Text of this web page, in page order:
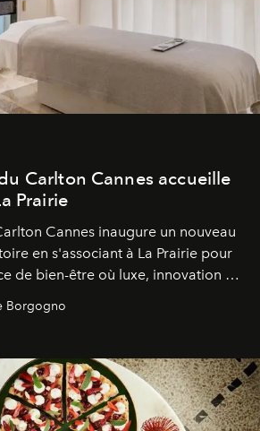
Carlton Cannes accueille
Prairie
Cannes inaugure un nouveau
en s'associant à La Prairie pour
de bien-être où luxe, innovation et
Borgogno